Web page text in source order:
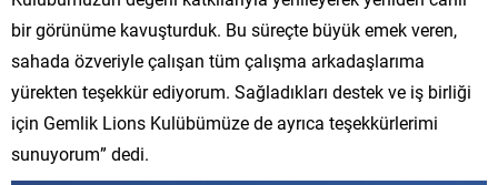
bir görünüme kavuşturduk. Bu süreçte büyük emek veren,
sahada özveriyle çalışan tüm çalışma arkadaşlarıma
yürekten teşekkür ediyorum. Sağladıkları destek ve iş birliği
için Gemlik Lions Kulübümüze de ayrıca teşekkürlerimi
sunuyorum” dedi.